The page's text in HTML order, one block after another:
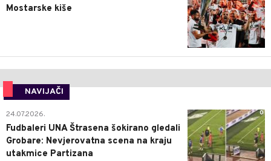
Mostarske kiše
NAVIJAČI
0
24.07.2026.
Fudbaleri UNA Štrasena šokirano gledali
Grobare: Nevjerovatna scena na kraju
utakmice Partizana